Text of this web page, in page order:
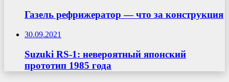
Газель рефрижератор — что за конструкция
30.09.2021
Suzuki RS-1: невероятный японский
прототип 1985 года